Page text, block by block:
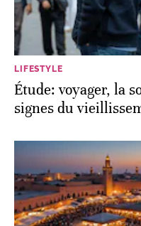
LIFESTYLE
Étude: voyager, la
signes du